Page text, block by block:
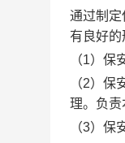
通过制定
有良好的
（1）保
（2）保
理。负责
（3）保